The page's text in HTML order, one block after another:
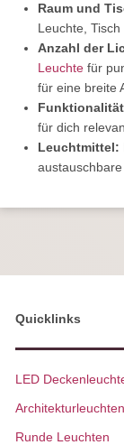
Raum und
Leuchte,
Anzahl der
Leuchte für
für eine breite
für dich
Leuchtmittel:
Quicklinks
LED
Architekturleuchten
Runde Leuchten